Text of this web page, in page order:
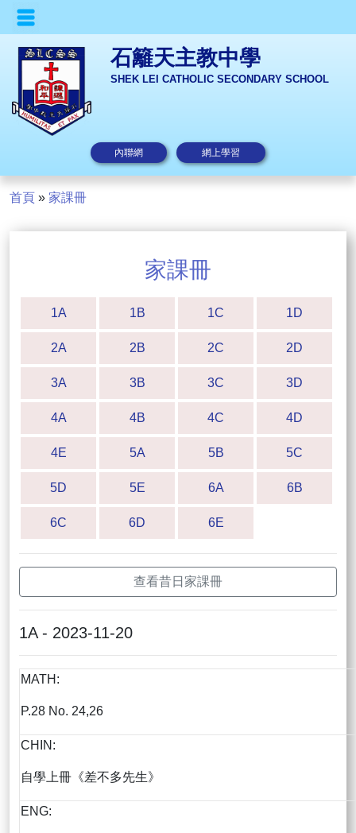
石籬天主教中學
SHEK LEI CATHOLIC SECONDARY SCHOOL
內聯網 網上學習
首頁 » 家課冊
家課冊
1A 1B 1C 1D
2A 2B 2C 2D
3A 3B 3C 3D
4A 4B 4C 4D
4E 5A 5B 5C
5D 5E 6A 6B
6C 6D 6E
查看昔日家課冊
1A - 2023-11-20
MATH:
P.28 No. 24,26
CHIN:
自學上冊《差不多先生》
ENG: